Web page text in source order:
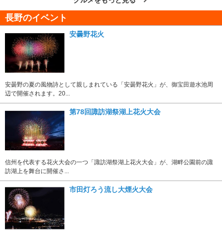
長野のイベント
安曇野花火
安曇野の夏の風物詩として親しまれている「安曇野花火」が、御宝田遊水池周
辺で開催されます。20...
第78回諏訪湖祭湖上花火大会
信州を代表する花火大会の一つ「諏訪湖祭湖上花火大会」が、湖畔公園前の諏
訪湖上を舞台に開催さ...
市田灯ろう流し大煙火大会